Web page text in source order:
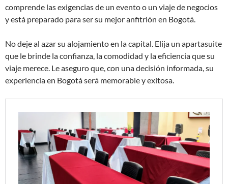
comprende las exigencias de un evento o un viaje de negocios
y está preparado para ser su mejor anfitrión en Bogotá.
No deje al azar su alojamiento en la capital. Elija un apartasuite
que le brinde la confianza, la comodidad y la eficiencia que su
viaje merece. Le aseguro que, con una decisión informada, su
experiencia en Bogotá será memorable y exitosa.